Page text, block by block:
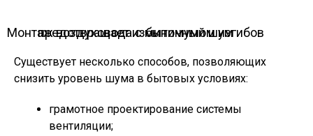
Монтаж воздуховода с минимумом изгибов предотвращает избыточный шум
Существует несколько способов, позволяющих
снизить уровень шума в бытовых условиях:
грамотное проектирование системы
вентиляции;